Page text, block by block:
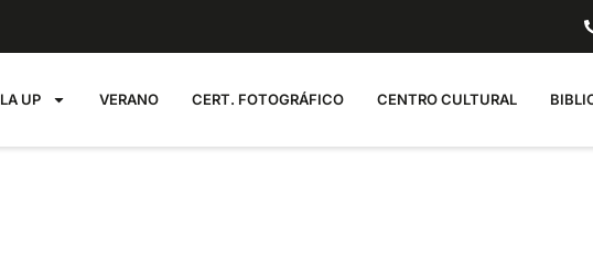
LA UP VERANO CERT. FOTOGRÁFICO CENTRO CULTURAL